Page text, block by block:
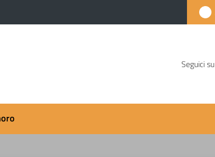
Seguici su